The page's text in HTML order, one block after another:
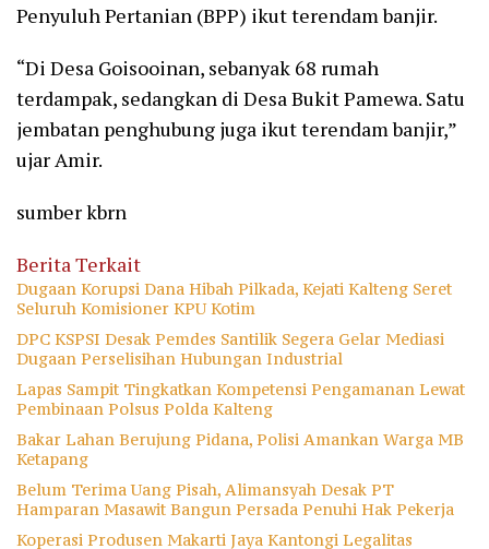
Penyuluh Pertanian (BPP) ikut terendam banjir.
“Di Desa Goisooinan, sebanyak 68 rumah
terdampak, sedangkan di Desa Bukit Pamewa. Satu
jembatan penghubung juga ikut terendam banjir,”
ujar Amir.
sumber kbrn
Berita Terkait
Dugaan Korupsi Dana Hibah Pilkada, Kejati Kalteng Seret
Seluruh Komisioner KPU Kotim
DPC KSPSI Desak Pemdes Santilik Segera Gelar Mediasi
Dugaan Perselisihan Hubungan Industrial
Lapas Sampit Tingkatkan Kompetensi Pengamanan Lewat
Pembinaan Polsus Polda Kalteng
Bakar Lahan Berujung Pidana, Polisi Amankan Warga MB
Ketapang
Belum Terima Uang Pisah, Alimansyah Desak PT
Hamparan Masawit Bangun Persada Penuhi Hak Pekerja
Koperasi Produsen Makarti Jaya Kantongi Legalitas